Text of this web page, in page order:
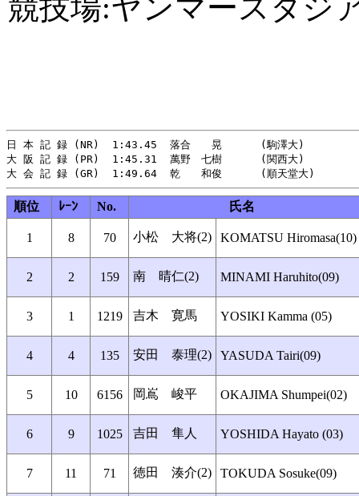
競技場:ヤンマースタジ
日 本 記 録 (NR)  1:43.45  落合　　晃      (駒澤大)    　
大 阪 記 録 (PR)  1:45.31  萬野　七樹      (関西大)　　
順位 ﾚｰﾝ No. 氏名
1 8 70 小松 大将(2) KOMATSU Hiromasa(10)
2 2 159 南 晴仁(2) MINAMI Haruhito(09)
3 1 1219 吉木 寛馬 YOSIKI Kamma (05)
4 4 135 安田 泰理(2) YASUDA Tairi(09)
5 10 6156 岡嶌 峻平 OKAJIMA Shumpei(02)
6 9 1025 吉田 隼人 YOSHIDA Hayato (03)
7 11 71 徳田 湊介(2) TOKUDA Sosuke(09)